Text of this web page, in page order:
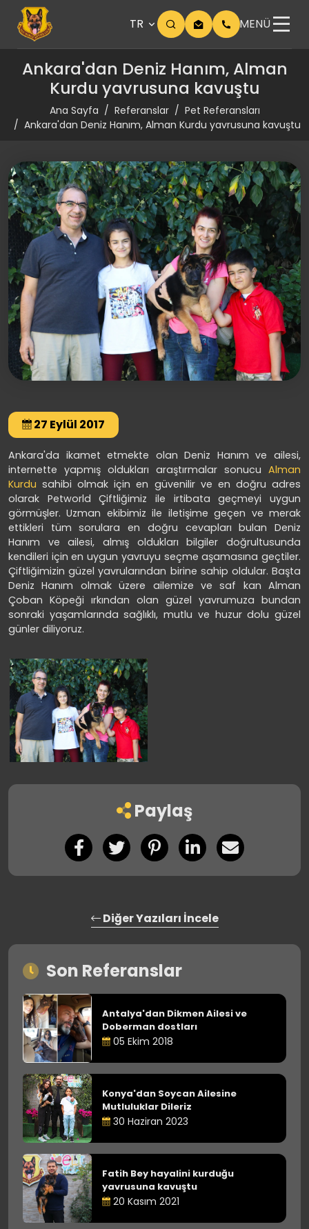
TR MENÜ
Ankara'dan Deniz Hanım, Alman
Kurdu yavrusuna kavuştu
Ana Sayfa Referanslar
Pet Referansları
Ankara'dan Deniz Hanım, Alman Kurdu yavrusuna kavuştu
27 Eylül 2017
Ankara'da ikamet etmekte olan Deniz Hanım ve ailesi,
internette yapmış oldukları araştırmalar sonucu Alman
Kurdu sahibi olmak için en güvenilir ve en doğru adres
olarak Petworld Çiftliğimiz ile irtibata geçmeyi uygun
görmüşler. Uzman ekibimiz ile iletişime geçen ve merak
ettikleri tüm sorulara en doğru cevapları bulan Deniz
Hanım ve ailesi, almış oldukları bilgiler doğrultusunda
kendileri için en uygun yavruyu seçme aşamasına geçtiler.
Çiftliğimizin güzel yavrularından birine sahip oldular. Başta
Deniz Hanım olmak üzere ailemize ve saf kan Alman
Çoban Köpeği ırkından olan güzel yavrumuza bundan
sonraki yaşamlarında sağlıklı, mutlu ve huzur dolu güzel
günler diliyoruz.
Paylaş
Diğer Yazıları İncele
Son Referanslar
Antalya'dan Dikmen Ailesi ve
Doberman dostları
05 Ekim 2018
Konya'dan Soycan Ailesine
Mutluluklar Dileriz
30 Haziran 2023
Fatih Bey hayalini kurduğu
yavrusuna kavuştu
20 Kasım 2021